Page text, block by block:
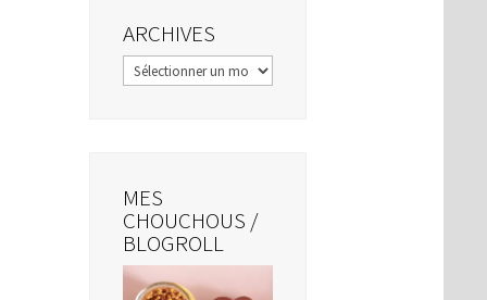
ARCHIVES
Archives
MES
CHOUCHOUS /
BLOGROLL